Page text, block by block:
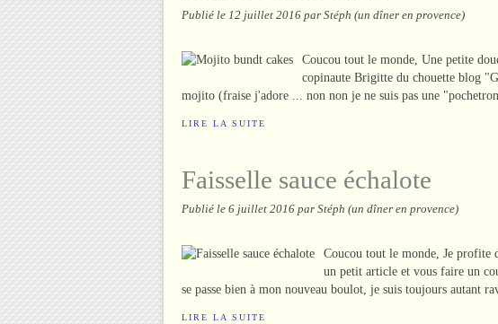
Publié le 12 juillet 2016 par Stéph (un dîner en provence)
Coucou tout le monde, Une petite
copinaute Brigitte du chouette blog
mojito (fraise j'adore ... non non je ne suis pas une
LIRE LA SUITE
Faisselle sauce échalote
Publié le 6 juillet 2016 par Stéph (un dîner en provence)
Coucou tout le monde, Je profite
un petit article et vous faire un
se passe bien à mon nouveau boulot, je suis toujours autant
LIRE LA SUITE